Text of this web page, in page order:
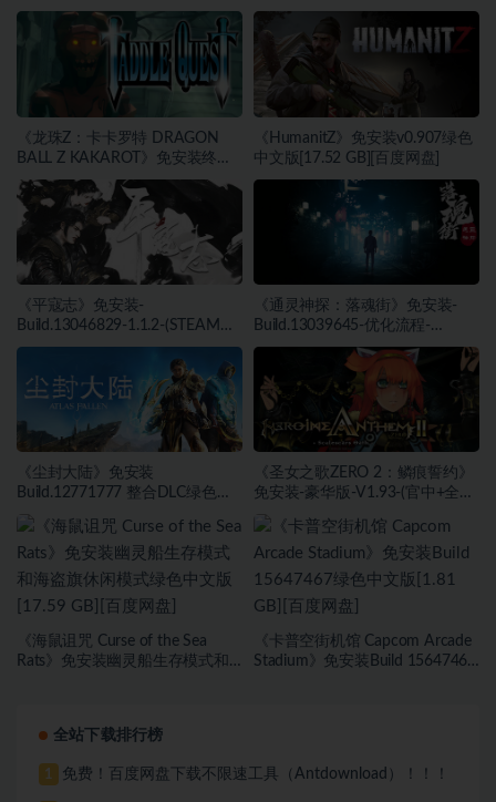
《龙珠Z：卡卡罗特 DRAGON
BALL Z KAKAROT》免安装终极
版v2.02绿色中文版[46.97 GB][百
度网盘]
《HumanitZ》免安装v0.907绿色
中文版[17.52 GB][百度网盘]
《平寇志》免安装-
Build.13046829-1.1.2-(STEAM官
中)-支持手柄绿色中文版[13.06
《通灵神探：落魂街》免安装-
Build.13039645-优化流程-
(STEAM官中)绿色中文版[6.03
GB][百度网盘]
《尘封大陆》免安装
Build.12771777 整合DLC绿色中
《圣女之歌ZERO 2：鳞痕誓约》
免安装-豪华版-V1.93-(官中+全
文版[15.75 GB][百度网盘]
《海鼠诅咒 Curse of the Sea
Rats》免安装幽灵船生存模式和
《卡普空街机馆 Capcom Arcade
Stadium》免安装Build 15647467
全站下载排行榜
1 免费！百度网盘下载不限速工具（Antdownload）！！！